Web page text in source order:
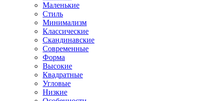
Маленькие
Стиль
Минимализм
Классические
Скандинавские
Современные
Форма
Высокие
Квадратные
Угловые
Низкие